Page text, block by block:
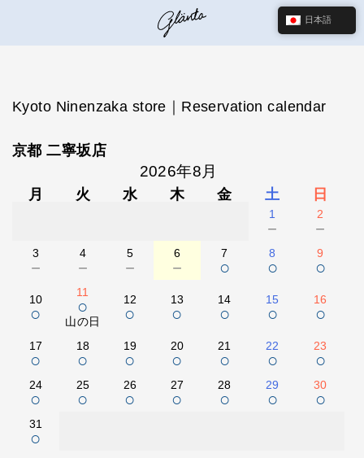
Kyoto Ninenzaka store｜Reservation calendar
京都 二寧坂店
2026年8月
月 火 水 木 金 土 日
1
－
2
－
3
－
4
－
5
－
6
－
7
○
8
○
9
○
10
○
11
○
山の日
12
○
13
○
14
○
15
○
16
○
17
○
18
○
19
○
20
○
21
○
22
○
23
○
24
○
25
○
26
○
27
○
28
○
29
○
30
○
31
○
日本語